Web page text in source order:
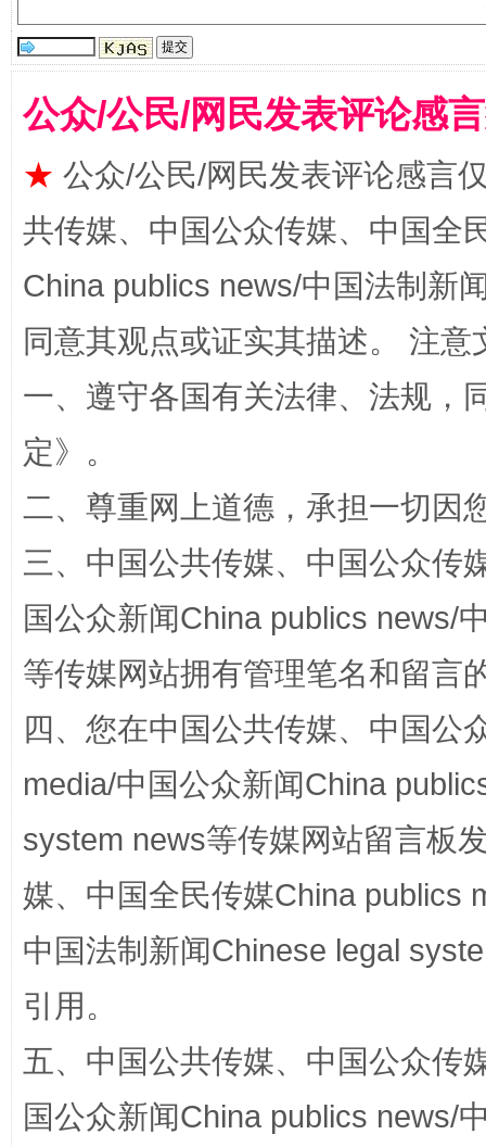
全民健身五年计划来了！等你上场
阿坝州三大球赛在茂县开幕 规模
国家大学科技园优化重塑工作
扯下公款旅游的“隐身衣” 如何以
公众/公民/网民发表评论感
★ 公众/公民/网民发表评论感言
共传媒、中国公众传媒、中国全
China publics news/中国法制新
同意其观点或证实其描述。 注
一、遵守各国有关法律、法规，
定》。
二、尊重网上道德，承担一切因
三、中国公共传媒、中国公众传
国公众新闻China publics news/
等传媒网站拥有管理笔名和留言
四、您在中国公共传媒、中国公
media/中国公众新闻China
system news等传媒网站留言板
媒、中国全民传媒China publics
中国法制新闻Chinese legal
引用。
五、中国公共传媒、中国公众传
国公众新闻China publics news/